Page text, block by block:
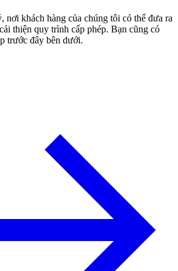
nơi khách hàng của chúng tôi có thể đưa ra
thiện quy trình cấp phép. Bạn cũng có
trước đây bên dưới.